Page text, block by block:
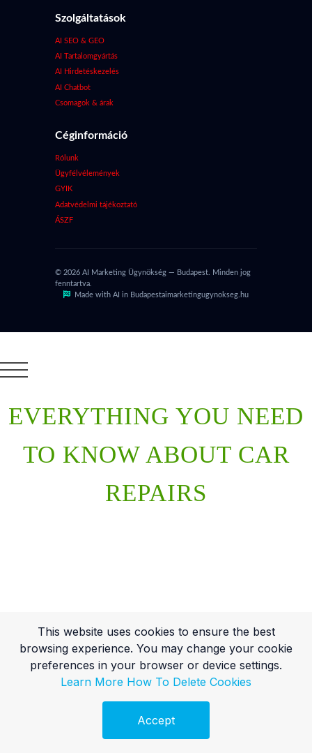
Szolgáltatások
AI SEO & GEO
AI Tartalomgyártás
AI Hirdetéskezelés
AI Chatbot
Csomagok & árak
Céginformáció
Rólunk
Ügyfélvélemények
GYIK
Adatvédelmi tájékoztató
ÁSZF
© 2026 AI Marketing Ügynökség — Budapest. Minden jog
fenntartva.
Made with AI in Budapestaimarketingugynokseg.hu
EVERYTHING YOU NEED
TO KNOW ABOUT CAR
REPAIRS
This website uses cookies to ensure the best
browsing experience. You may change your cookie
preferences in your browser or device settings.
Learn More How To Delete Cookies
Accept